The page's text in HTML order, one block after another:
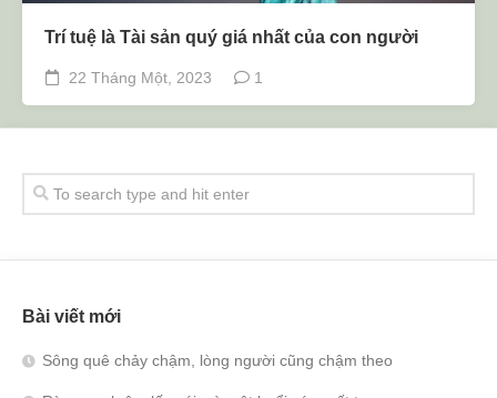
Trí tuệ là Tài sản quý giá nhất của con người
22 Tháng Một, 2023 1
Bài viết mới
Sông quê chảy chậm, lòng người cũng chậm theo